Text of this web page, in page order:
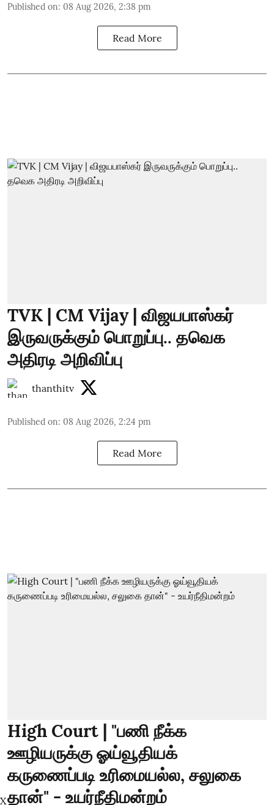
Published on: 08 Aug 2026, 2:38 pm
Read More
TVK | CM Vijay | விஜயபாஸ்கர்
இருவருக்கும் பொறுப்பு.. தவெக
அதிரடி அறிவிப்பு
thanthitv
Published on: 08 Aug 2026, 2:24 pm
Read More
High Court | "பணி நீக்க
ஊழியருக்கு ஓய்வூதியக்
கருணைப்படி உரிமையல்ல, சலுகை
தான்" - உயர்நீதிமன்றம்
X